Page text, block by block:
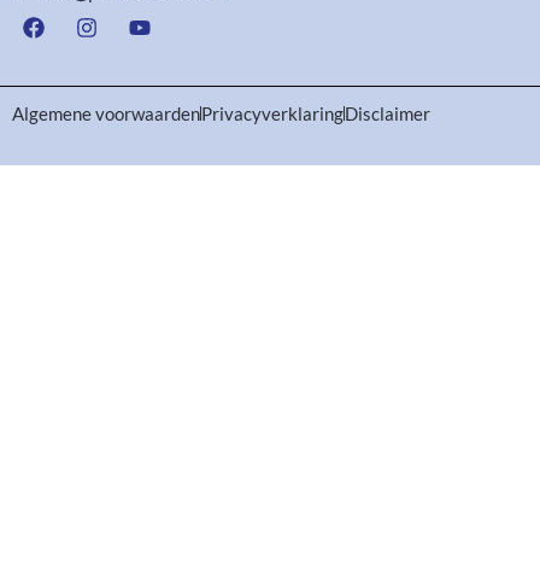
Algemene voorwaardenPrivacyverklaringDisclaimer